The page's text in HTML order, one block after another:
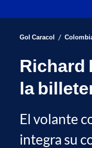
Gol Caracol /
Richard
la
El volante
integra su